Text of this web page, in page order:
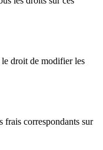
droit de modifier les
frais correspondants sur